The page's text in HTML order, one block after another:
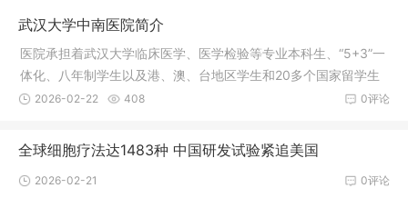
武汉大学中南医院简介
医院承担着武汉大学临床医学、医学检验等专业本科生、“5+3”一
体化、八年制学生以及港、澳、台地区学生和20多个国家留学生
的临床课程教学和教育管理工作，同时承担博、硕士研究生的教
明单位、全国百佳医院、爱婴医院、全国卫生系统先进集体、全
国援外医疗工作先进集体、全国城市医院思想政治工作先进单
位、武汉市创建全国卫生城市先进集体、武汉市创建全国卫生城
0评论
2026-02-22 408
全球细胞疗法达1483种 中国研发试验紧追美国
0评论
2026-02-21